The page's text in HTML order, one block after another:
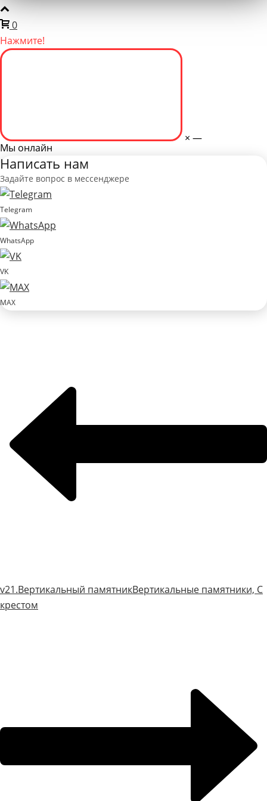
0
Нажмите!
× —
Мы онлайн
Написать нам
Задайте вопрос в мессенджере
Telegram
WhatsApp
VK
MAX
v21.Вертикальный памятникВертикальные памятники, С
крестом